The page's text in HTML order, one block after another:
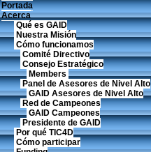
Portada
Acerca
Qué es GAID
Nuestra Misión
Cómo funcionamos
Comité Directivo
Consejo Estratégico
Members
Panel de Asesores de Nivel Alto
GAID Asesores de Nivel Alto
Red de Campeones
GAID Campeones
Presidente de GAID
Por qué TIC4D
Cómo participar